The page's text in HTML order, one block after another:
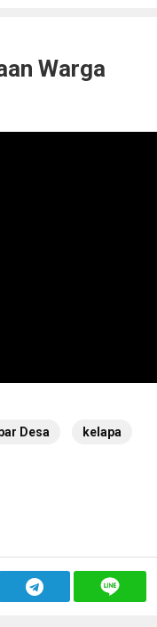
Warga
Desa kelapa